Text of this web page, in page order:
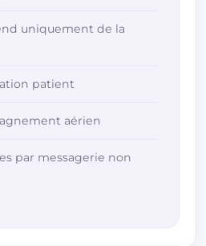
uniquement de la
patient
aérien
par messagerie non